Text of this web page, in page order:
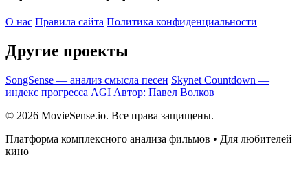
О нас Правила сайта Политика конфиденциальности
Другие проекты
SongSense — анализ смысла песен Skynet Countdown —
индекс прогресса AGI Автор: Павел Волков
© 2026 MovieSense.io. Все права защищены.
Платформа комплексного анализа фильмов • Для любителей
кино